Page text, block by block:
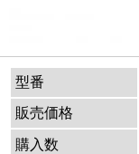
型番
販売価格
購入数